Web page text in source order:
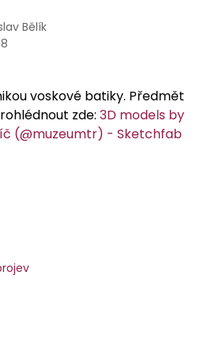
Bělík
voskové batiky. Předmět
zde: 3D models by
(@muzeumtr) - Sketchfab